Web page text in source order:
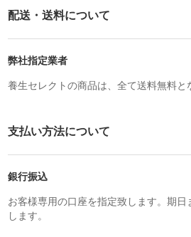
配送・送料について
弊社指定業者
養生セレクトの商品は、全て送料無料と
支払い方法について
銀行振込
お客様専用の口座を指定致します。期
します。